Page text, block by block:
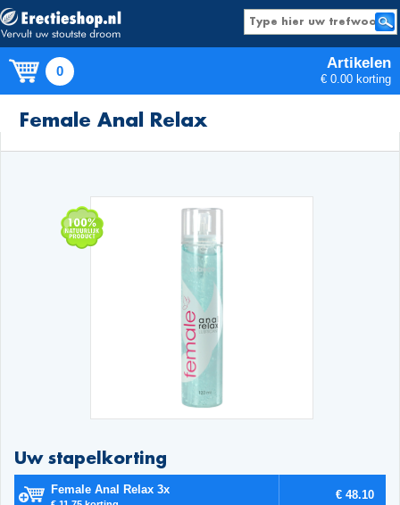
0 Artikelen
€ 0.00 korting
Producten
Female Anal Relax
Uw stapelkorting
Female Anal Relax 3x € 48.10